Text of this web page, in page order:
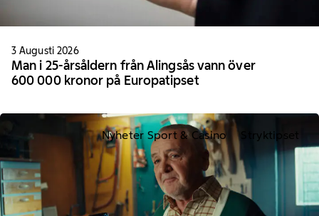
3 Augusti 2026
Man i 25-årsåldern från Alingsås vann över
600 000 kronor på Europatipset
Nyheter Sport & Casino Stryktipset